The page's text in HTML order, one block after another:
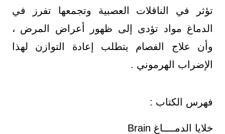
تؤثر في الناقلات العصبية وتجمعها تفرز في
الدماغ مواد تؤدى إلى ظهور أعراض المرض ،
وأن علاج الفصام يتطلب إعادة التوازن لهذا
الإضراب الهرموني .
فهرس الكتاب :
خلايا الدمــــاغ Brain